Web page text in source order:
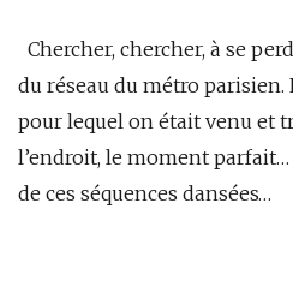
Chercher, chercher, à se
du réseau du métro parisien.
pour lequel on était venu et
l’endroit, le moment parfait…
de ces séquences dansées…